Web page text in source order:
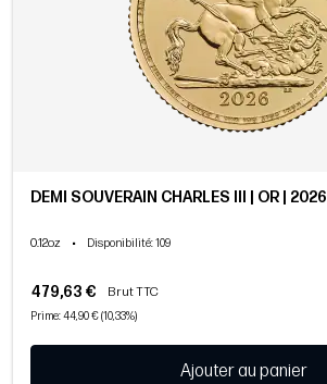
DEMI SOUVERAIN CHARLES III | OR | 2026
0.12oz • Disponibilité: 109
479,63 € Brut TTC
Prime: 44,90 € (10,33%)
Ajouter au panier